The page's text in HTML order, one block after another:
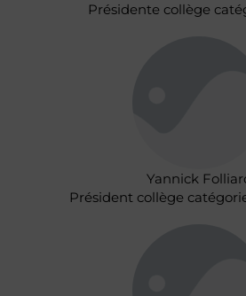
Présidente collège
Yannick
Président collège